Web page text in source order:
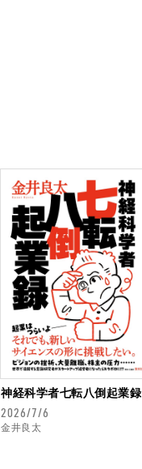
神経科学者七転八倒起業録
2026/7/6
金井良太